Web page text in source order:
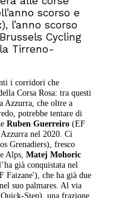
scorso e
l’anno scorso
Cycling
Tirreno-
i corridori che
Corsa Rosa: tra questi
Azzurra, che oltre a
potrebbe tentare di
Ruben Guerreiro (EF
nel 2020. Ci
Grenadiers), fresco
Alps,Matej Mohoric
già conquistata nel
Faizane'), che ha già due
suo palmares. Al via
Step), una frazione